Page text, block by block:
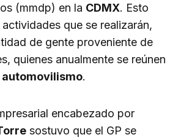
(mmdp) en la CDMX. Esto
que se realizarán,
de gente proveniente de
quienes anualmente se reúnen
.
encabezado por
sostuvo que el GP se